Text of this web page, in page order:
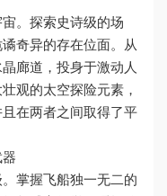
。探索史诗级的场
奇异的存在位面。从
廊道，投身于激动人
观的太空探险元素，
在两者之间取得了平
掌握飞船独一无二的